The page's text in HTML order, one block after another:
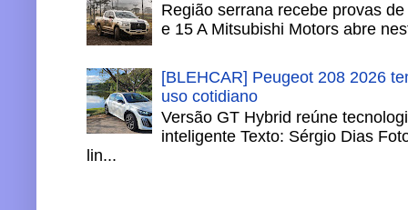
Região serrana recebe provas
e 15 A Mitsubishi Motors abre
[BLEHCAR] Peugeot 208 2026
uso cotidiano
Versão GT Hybrid reúne
inteligente Texto: Sérgio Dias
lin...